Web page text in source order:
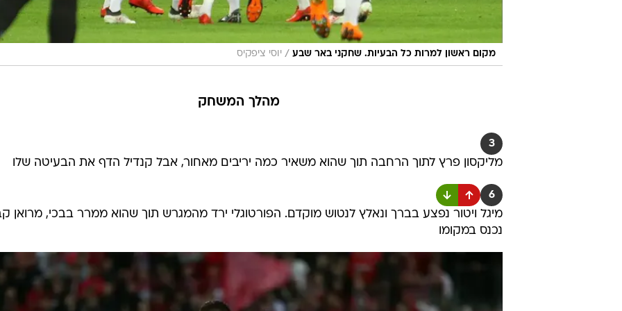
מקום ראשון למרות כל הבעיות. שחקני באר שבע / יוסי ציפקיס
מהלך המשחק
3
מליקסון פרץ לתוך הרחבה תוך שהוא משאיר כמה יריבים מאחור, אבל קנדיל הדף את הבעיטה שלו
6
מיגל ויטור נפצע בברך ונאלץ לנטוש מוקדם. הפורטוגלי ירד מהמגרש תוך שהוא ממרר בבכי, מרואן
נכנס במקומו